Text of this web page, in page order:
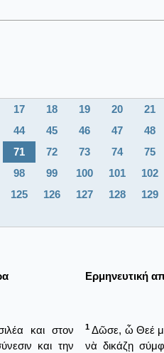
17 18 19 20 21
44 45 46 47 48
71 72 73 74 75
98 99 100 101 102
125 126 127 128 129
Ερμηνευτική
και στον
και την
1 Δῶσε, ὦ Θεέ
νὰ δικάζῃ